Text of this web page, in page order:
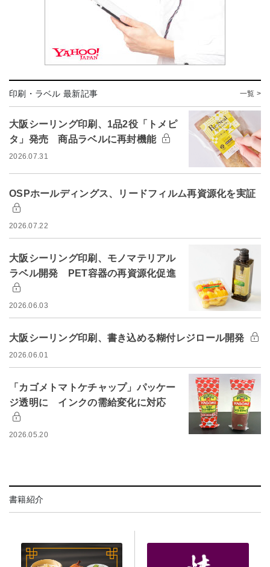
印刷・ラベル 最新記事 一覧 >
大阪シーリング印刷、1品2役「トメピ
タ」発売 商品ラベルに再封機能
2026.07.31
OSPホールディングス、リードフィルム再資源化を実証
2026.07.22
大阪シーリング印刷、モノマテリアル
ラベル開発 PET容器の再資源化促進
2026.06.03
大阪シーリング印刷、書き込める糊付レジロール開発
2026.06.01
「カゴメトマトケチャップ」パッケー
ジ透明に インクの需給変化に対応
2026.05.20
書籍紹介